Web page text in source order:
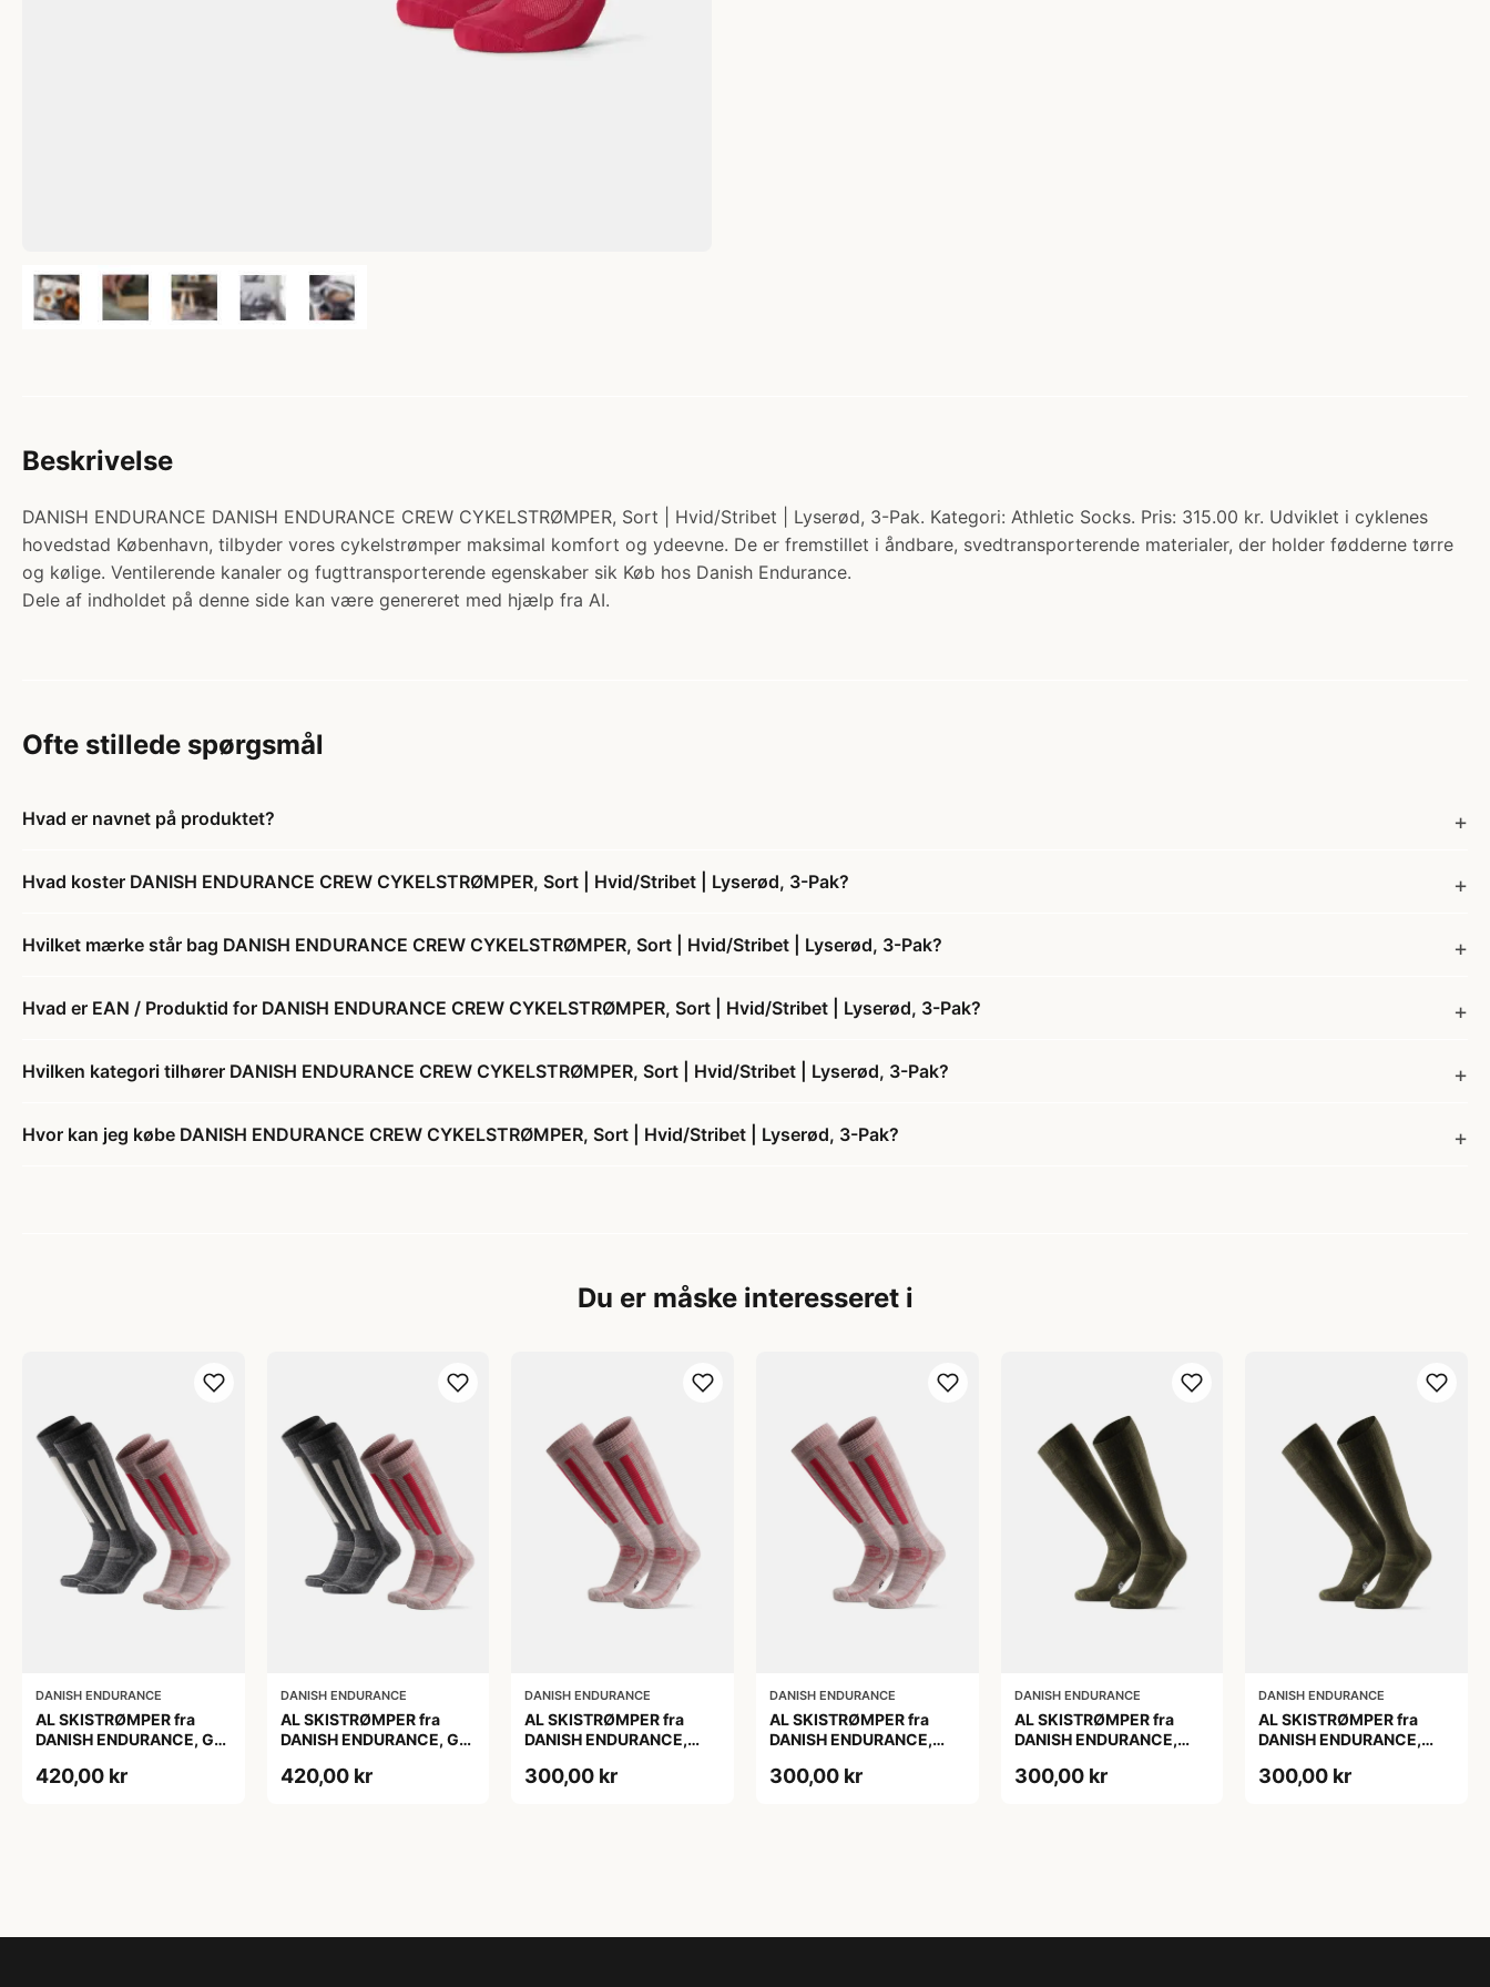
Beskrivelse
DANISH ENDURANCE DANISH ENDURANCE CREW CYKELSTRØMPER, Sort | Hvid/Stribet | Lyserød, 3-Pak. Kategori: Athletic Socks. Pris: 315.00 kr. Udviklet i cyklenes
hovedstad København, tilbyder vores cykelstrømper maksimal komfort og ydeevne. De er fremstillet i åndbare, svedtransporterende materialer, der holder fødderne tørre
og kølige. Ventilerende kanaler og fugttransporterende egenskaber sik Køb hos Danish Endurance.
Dele af indholdet på denne side kan være genereret med hjælp fra AI.
Ofte stillede spørgsmål
Hvad er navnet på produktet?
Hvad koster DANISH ENDURANCE CREW CYKELSTRØMPER, Sort | Hvid/Stribet | Lyserød, 3-Pak?
Hvilket mærke står bag DANISH ENDURANCE CREW CYKELSTRØMPER, Sort | Hvid/Stribet | Lyserød, 3-Pak?
Hvad er EAN / Produktid for DANISH ENDURANCE CREW CYKELSTRØMPER, Sort | Hvid/Stribet | Lyserød, 3-Pak?
Hvilken kategori tilhører DANISH ENDURANCE CREW CYKELSTRØMPER, Sort | Hvid/Stribet | Lyserød, 3-Pak?
Hvor kan jeg købe DANISH ENDURANCE CREW CYKELSTRØMPER, Sort | Hvid/Stribet | Lyserød, 3-Pak?
Du er måske interesseret i
DANISH ENDURANCE
AL SKISTRØMPER fra
DANISH ENDURANCE, Grå
420,00 kr
DANISH ENDURANCE
AL SKISTRØMPER fra
DANISH ENDURANCE, Grå
420,00 kr
DANISH ENDURANCE
AL SKISTRØMPER fra
DANISH ENDURANCE,
300,00 kr
DANISH ENDURANCE
AL SKISTRØMPER fra
DANISH ENDURANCE,
300,00 kr
DANISH ENDURANCE
AL SKISTRØMPER fra
DANISH ENDURANCE,
300,00 kr
DANISH ENDURANCE
AL SKISTRØMPER fra
DANISH ENDURANCE,
300,00 kr